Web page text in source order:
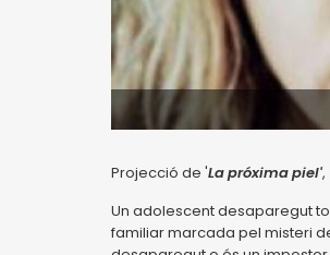
Projecció de 'La próxima piel',
Un adolescent desaparegut
familiar marcada pel misteri